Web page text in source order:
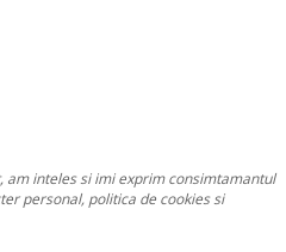
am inteles si imi exprim consimtamantul
personal, politica de cookies si